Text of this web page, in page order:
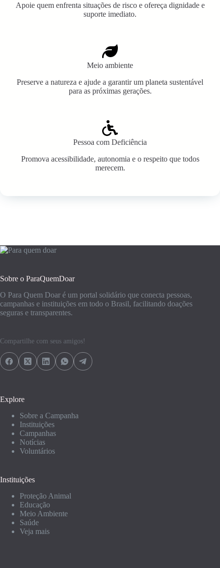
Apoie quem enfrenta situações de risco e ofereça dignidade e
suporte imediato.
Meio ambiente
Preserve a natureza e ajude a garantir um planeta sustentável
para as próximas gerações.
Pessoa com Deficiência
Promova acessibilidade, autonomia e o respeito que todos
merecem.
Sobre o ParaQuemDoar
O Para Quem Doar é um portal solidário que conecta pessoas,
campanhas e instituições em todo o Brasil, facilitando doações
seguras e transparentes.
Compartilhe com seus amigos!
Explore
Sobre a Campanha
Instituições
Campanhas
Notícias
Voluntários
Instituições
Proteção Animal
Educação
Meio Ambiente
Saúde
Veja mais